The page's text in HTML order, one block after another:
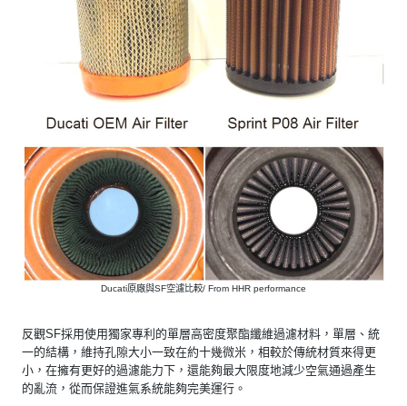
Ducati原廠與SF空濾比較/ From HHR performance
反觀SF採用使用獨家專利的單層高密度聚酯纖維過濾材料，單層、統
一的結構，維持孔隙大小一致在約十幾微米，相較於傳統材質來得更
小，在擁有更好的過濾能力下，還能夠最大限度地減少空氣通過產生
的亂流，從而保證進氣系統能夠完美運行。